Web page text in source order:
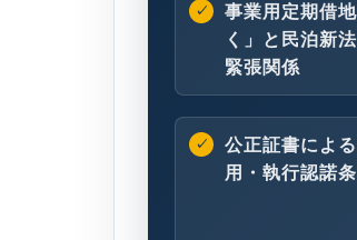
事業用定期借
く」と民泊新
緊張関係
公正証書によ
用・執行認諾